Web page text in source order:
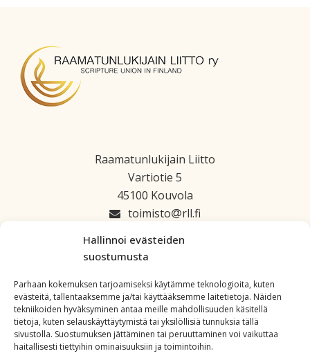
Hallinnoi evästeiden
suostumusta
Parhaan kokemuksen tarjoamiseksi käytämme teknologioita, kuten
evästeitä, tallentaaksemme ja/tai käyttääksemme laitetietoja. Näiden
tekniikoiden hyväksyminen antaa meille mahdollisuuden käsitellä
tietoja, kuten selauskäyttäytymistä tai yksilöllisiä tunnuksia tällä
sivustolla. Suostumuksen jättäminen tai peruuttaminen voi vaikuttaa
haitallisesti tiettyihin ominaisuuksiin ja toimintoihin.
Raamatunlukijain Liitto
Vartiotie 5
45100 Kouvola
toimisto
rll.fi